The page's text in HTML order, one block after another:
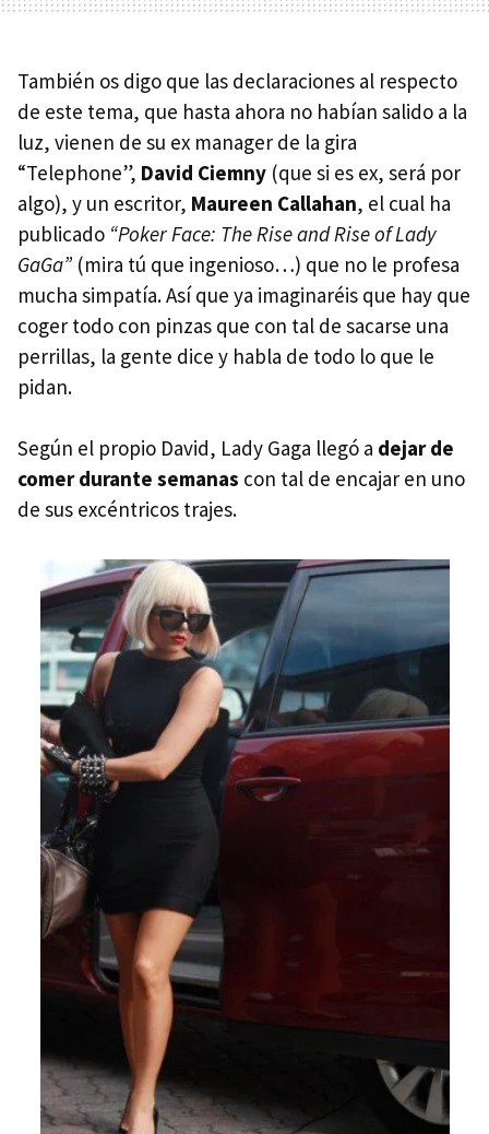
También os digo que las declaraciones al respecto
de este tema, que hasta ahora no habían salido a la
luz, vienen de su ex manager de la gira
“Telephone”, David Ciemny (que si es ex, será por
algo), y un escritor, Maureen Callahan, el cual ha
publicado “Poker Face: The Rise and Rise of Lady
GaGa” (mira tú que ingenioso…) que no le profesa
mucha simpatía. Así que ya imaginaréis que hay que
coger todo con pinzas que con tal de sacarse una
perrillas, la gente dice y habla de todo lo que le
pidan.
Según el propio David, Lady Gaga llegó a dejar de
comer durante semanas con tal de encajar en uno
de sus excéntricos trajes.